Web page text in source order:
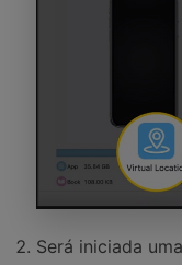
Será iniciada